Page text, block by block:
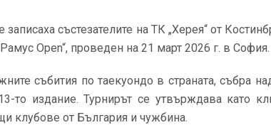
състезателите на ТК „Херея“ от
Open“, проведен на 21 март 2026 г. в София.
събития по таекуондо в страната, събра
то издание. Турнирът се утвърждава като
клубове от България и чужбина.